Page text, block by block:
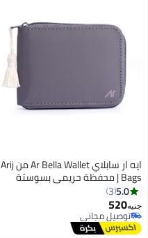
4
ايه ار سابلاي Ar Bella Wallet من Arij
Bags | محفظة حريمي بسوستة
بخامة مقاومة للمياه للاستخدام
+ جيب سري + نافذة بطاقة + حماية
RFID (11 × 9 × 2 سم) (رمادي)
5.0
3
جنيه520
توصيل مجاني
توصيل مجاني